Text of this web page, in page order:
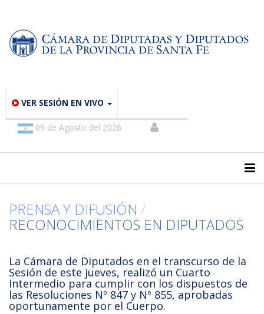
VER SESIÓN EN VIVO
09 de Agosto del 2026
PRENSA Y DIFUSIÓN /
RECONOCIMIENTOS EN DIPUTADOS
La Cámara de Diputados en el transcurso de la
Sesión de este jueves, realizó un Cuarto
Intermedio para cumplir con los dispuestos de
las Resoluciones Nº 847 y Nº 855, aprobadas
oportunamente por el Cuerpo.